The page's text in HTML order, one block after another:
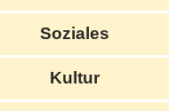
Soziales
Kultur